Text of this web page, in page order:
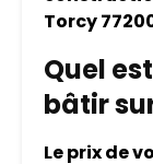
Torcy
Quel
bâtir
Le prix de